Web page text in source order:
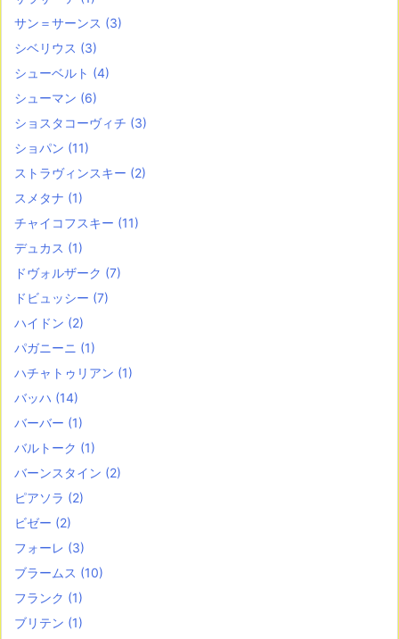
サン＝サーンス (3)
シベリウス (3)
シューベルト (4)
シューマン (6)
ショスタコーヴィチ (3)
ショパン (11)
ストラヴィンスキー (2)
スメタナ (1)
チャイコフスキー (11)
デュカス (1)
ドヴォルザーク (7)
ドビュッシー (7)
ハイドン (2)
パガニーニ (1)
ハチャトゥリアン (1)
バッハ (14)
バーバー (1)
バルトーク (1)
バーンスタイン (2)
ピアソラ (2)
ビゼー (2)
フォーレ (3)
ブラームス (10)
フランク (1)
ブリテン (1)